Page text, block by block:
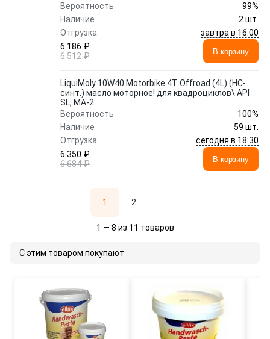
Вероятность
99%
Наличие
2 шт.
Отгрузка
завтра в 16:00
6 186 ₽
6 512 ₽
В корзину
LiquiMoly 10W40 Motorbike 4T Offroad (4L) (НС-
синт.) масло моторное! для квадроциклов\ API
SL, MA-2
Вероятность
100%
Наличие
59 шт.
Отгрузка
сегодня в 18:30
6 350 ₽
6 684 ₽
В корзину
1 2
1 — 8 из 11 товаров
С этим товаром покупают